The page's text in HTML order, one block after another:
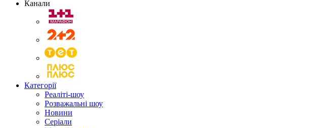
Канали
Категорії
Реаліті-шоу
Розважальні шоу
Новини
Серіали